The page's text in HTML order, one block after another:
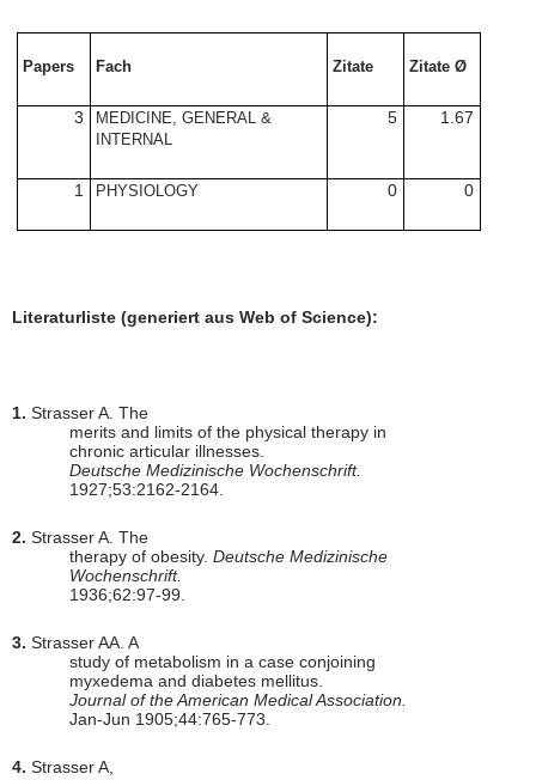
Papers Fach Zitate Zitate Ø
3
MEDICINE, GENERAL &
INTERNAL
5 1.67
1 PHYSIOLOGY 0 0
Literaturliste (generiert aus Web of Science):
1. Strasser A. The
merits and limits of the physical therapy in
chronic articular illnesses.
Deutsche Medizinische Wochenschrift.
1927;53:2162-2164.
2. Strasser A. The
therapy of obesity. Deutsche Medizinische
Wochenschrift.
1936;62:97-99.
3. Strasser AA. A
study of metabolism in a case conjoining
myxedema and diabetes mellitus.
Journal of the American Medical Association.
Jan-Jun 1905;44:765-773.
4. Strasser A,